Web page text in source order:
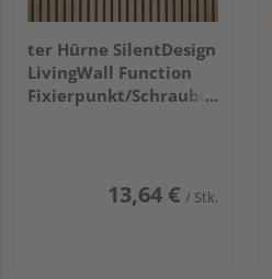
ter Hürne SilentDesign
LivingWall Function
Fixierpunkt/Schraube
13,64 € / Stk.